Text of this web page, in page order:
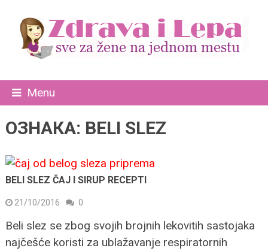
Menu
ОЗНАКА: BELI SLEZ
BELI SLEZ ČAJ I SIRUP RECEPTI
21/10/2016 0
Beli slez se zbog svojih brojnih lekovitih sastojaka
najčešće koristi za ublažavanje respiratornih